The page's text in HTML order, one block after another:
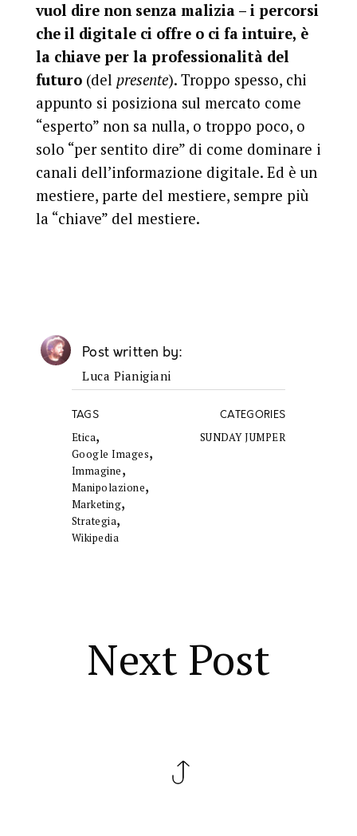
vuol dire non senza malizia – i percorsi
che il digitale ci offre o ci fa intuire, è
la chiave per la professionalità del
futuro(del presente). Troppo spesso, chi
appunto si posiziona sul mercato come
“esperto” non sa nulla, o troppo poco, o
solo “per sentito dire” di come dominare i
canali dell’informazione digitale. Ed è un
mestiere, parte del mestiere, sempre più
la “chiave” del mestiere.
Post written by
Luca Pianigiani
TAGS
Etica,
Google Images,
Immagine,
Manipolazione,
Marketing,
Strategia,
Wikipedia
CATEGORIES
SUNDAY JUMPER
Next Post